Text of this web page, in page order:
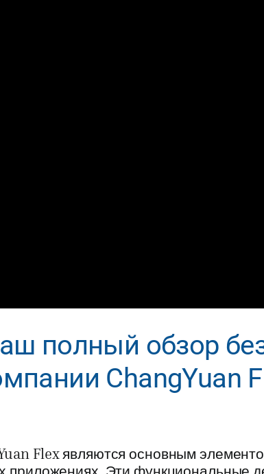
полный обзор
ChangYuan
Flex являются основным